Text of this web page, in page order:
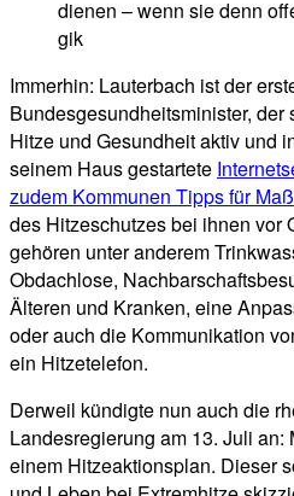
dienen – wenn sie denn
gik
Immerhin: Lauterbach ist der
Bundesgesundheitsminister,
Hitze und Gesundheit aktiv und
seinem Haus gestartete
zudem Kommunen Tipps für
des Hitzeschutzes bei ihnen vor
gehören unter anderem
Obdachlose,
Älteren und Kranken, eine
oder auch die Kommunikation
ein Hitzetelefon.
Derweil kündigte nun auch die
Landesregierung am 13. Juli an:
einem Hitzeaktionsplan. Dieser